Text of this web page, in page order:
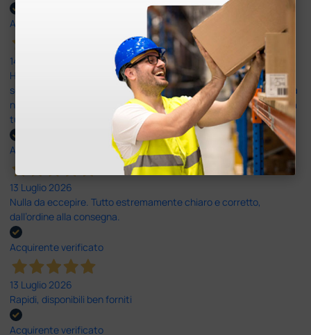
Acquirente verificato
14 Luglio 2026
Ho acquistato un ecografo da Doctor Shop e sono rimasto molto
soddisfatto dell'esperienza. Apparecchiatura di qualità, consegna
nei tempi previsti e un servizio clienti disponibile che ha risposto a
tutti i miei dubbi prima dell'acquisto. Consigliato
Acquirente verificato
13 Luglio 2026
Nulla da eccepire. Tutto estremamente chiaro e corretto,
dall’ordine alla consegna.
Acquirente verificato
13 Luglio 2026
Rapidi, disponibili ben forniti
Acquirente verificato